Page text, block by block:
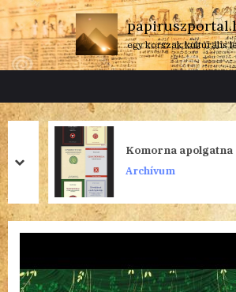
Skip
to
content
egy korszak kulturális
Komorna apolgatna
Archívum
prev
next